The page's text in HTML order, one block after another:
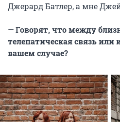
Джерард Батлер, а мне
— Говорят, что между
телепатическая связь
вашем случае?